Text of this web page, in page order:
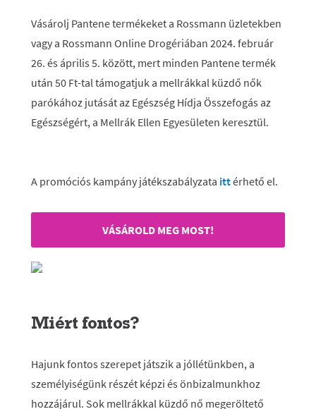
Vásárolj Pantene termékeket a Rossmann üzletekben
vagy a Rossmann Online Drogériában 2024. február
26. és április 5. között, mert minden Pantene termék
után 50 Ft-tal támogatjuk a mellrákkal küzdő nők
parókához jutását az Egészség Hídja Összefogás az
Egészségért, a Mellrák Ellen Egyesületen keresztül.
A promóciós kampány játékszabályzata ittérhető el.
VÁSÁROLD MEG MOST!
Miért fontos?
Hajunk fontos szerepet játszik a jóllétünkben, a
személyiségünk részét képzi és önbizalmunkhoz
hozzájárul. Sok mellrákkal küzdő nő megeröltető